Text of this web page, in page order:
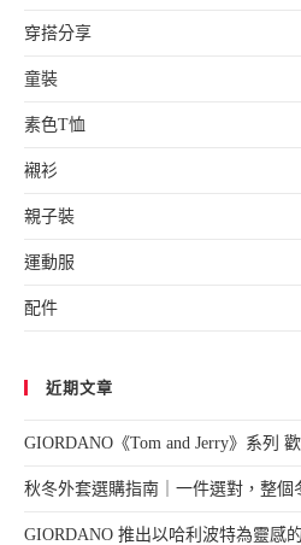
穿搭分享
童裝
素色T恤
襯衫
親子裝
運動服
配件
近期文章
GIORDANO《Tom and Jerry》系列
秋冬外套選購指南｜一件選對，整個
GIORDANO 推出以哈利波特為靈感